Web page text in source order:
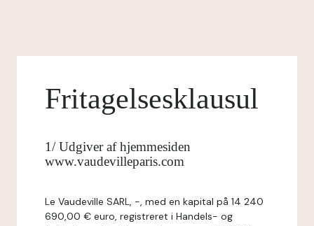
Fritagelsesklausul
1/ Udgiver af hjemmesiden
www.vaudevilleparis.com
Le Vaudeville SARL, -, med en kapital på 14 240
690,00 € euro, registreret i Handels- og